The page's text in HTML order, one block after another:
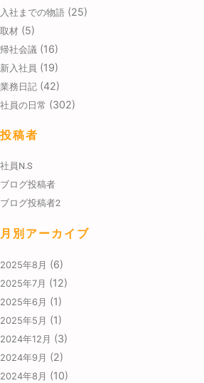
入社までの物語 (25)
取材 (5)
帰社会議 (16)
新入社員 (19)
業務日記 (42)
社員の日常 (302)
投稿者
社員N.S
ブログ投稿者
ブログ投稿者2
月別アーカイブ
2025年8月 (6)
2025年7月 (12)
2025年6月 (1)
2025年5月 (1)
2024年12月 (3)
2024年9月 (2)
2024年8月 (10)